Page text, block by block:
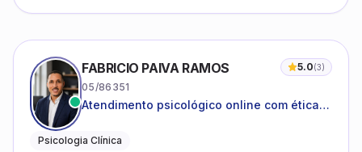
FABRICIO PAIVA RAMOS 5.0(3)
05/86351
Atendimento psicológico online com ética,
Psicologia Clínica